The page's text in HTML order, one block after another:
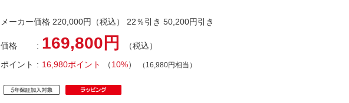
ご利用ガイド
よくある質問・お問合せ
ご利用規約
メーカー価格 220,000円（税込） 22％引き 50,200円引き
価格 169,800円
（税込）
ポイント
16,980ポイント （10%） （16,980円相当）